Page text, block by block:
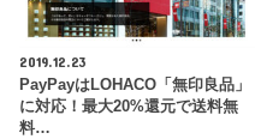
2019.12.23
PayPayはLOHACO「無印良品」
に対応！最大20%還元で送料無
料…